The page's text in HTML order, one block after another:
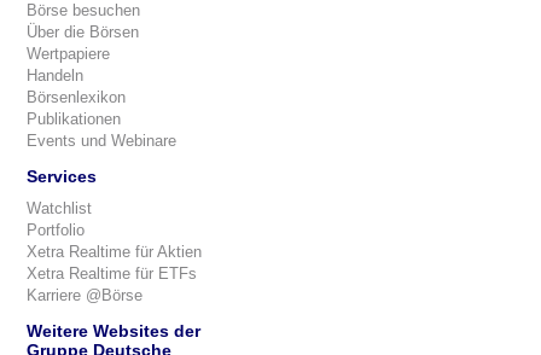
Börse besuchen
Über die Börsen
Wertpapiere
Handeln
Börsenlexikon
Publikationen
Events und Webinare
Services
Watchlist
Portfolio
Xetra Realtime für Aktien
Xetra Realtime für ETFs
Karriere @Börse
Weitere Websites der
Gruppe Deutsche